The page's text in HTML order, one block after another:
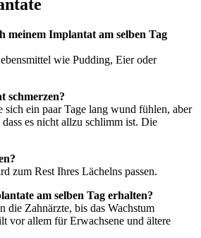
meinem Implantat am selben Tag
wie Pudding, Eier oder
schmerzen?
sich ein paar Tage lang wund fühlen, aber
es nicht allzu schlimm ist. Die
zum Rest Ihres Lächelns passen.
am selben Tag erhalten?
die Zahnärzte, bis das Wachstum
vor allem für Erwachsene und ältere